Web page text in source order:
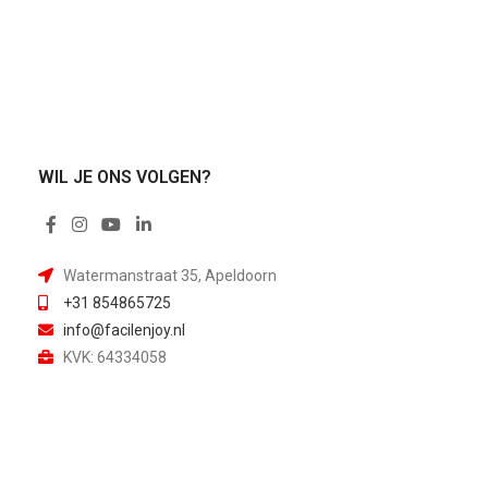
WIL JE ONS VOLGEN?
Watermanstraat 35, Apeldoorn
+31 854865725
info@facilenjoy.nl
KVK: 64334058